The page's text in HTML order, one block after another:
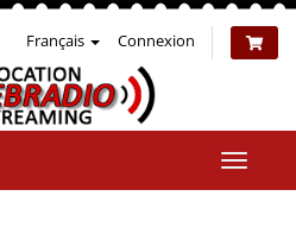
Français Connexion
la